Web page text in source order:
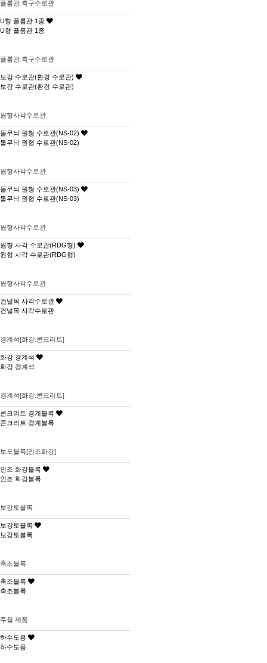
플룸관.측구수로관
U형 플룸관 1종
U형 플룸관 1종
플룸관.측구수로관
보강 수로관(환경 수로관)
보강 수로관(환경 수로관)
원형사각수로관
돌무늬 원형 수로관(NS-02)
돌무늬 원형 수로관(NS-02)
원형사각수로관
돌무늬 원형 수로관(NS-03)
돌무늬 원형 수로관(NS-03)
원형사각수로관
원형 사각 수로관(RDG형)
원형 사각 수로관(RDG형)
원형사각수로관
건널목 사각수로관
건널목 사각수로관
경계석[화강.콘크리트]
화강 경계석
화강 경계석
경계석[화강.콘크리트]
콘크리트 경계블록
콘크리트 경계블록
보도블록[인조화강]
인조 화강블록
인조 화강블록
보강토블록
보강토블록
보강토블록
축조블록
축조블록
축조블록
주철 제품
하수도용
하수도용